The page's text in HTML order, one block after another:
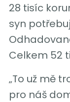
28 tisíc
syn
Celkem 52
„To už mě
pro náš